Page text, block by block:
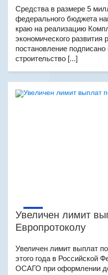
Средства в размере 5
федерального бюджета
краю на реализацию
экономического развития
постановление
строительство [...]
Увеличен лимит
Европротоколу
Увеличен лимит выплат
этого года в Российской
ОСАГО при оформлении